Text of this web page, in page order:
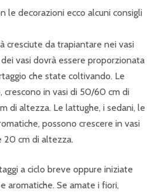
le decorazioni ecco alcuni consigli
cresciute da trapiantare nei vasi
vasi dovrà essere proporzionata
che state coltivando. Le
crescono in vasi di 50/60 cm di
di altezza. Le lattughe, i sedani, le
possono crescere in vasi
20 cm di altezza.
a ciclo breve oppure iniziate
aromatiche. Se amate i fiori,